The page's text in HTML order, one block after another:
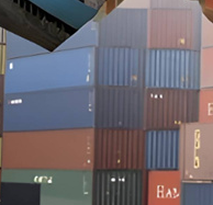
山焊锡，焊锡条、
无铅焊锡球
体育
美结合